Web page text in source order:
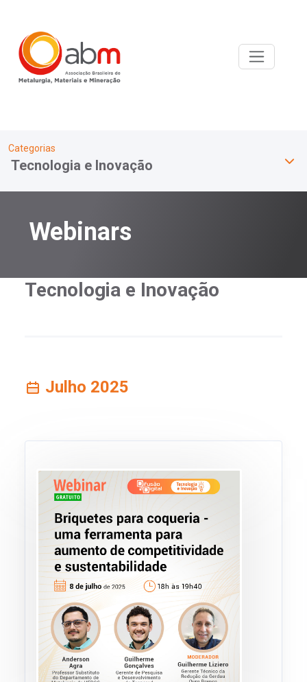
Categorias
Tecnologia e Inovação
Webinars
Tecnologia e Inovação
Julho 2025